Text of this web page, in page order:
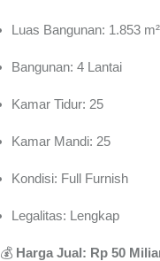
Luas Bangunan: 1.853 m²
Bangunan: 4 Lantai
Kamar Tidur: 25
Kamar Mandi: 25
Kondisi: Full Furnish
Legalitas: Lengkap
💰 Harga Jual: Rp 50